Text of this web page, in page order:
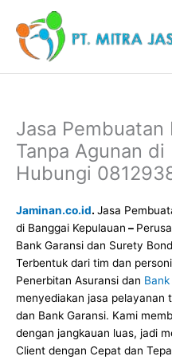
konten
Jasa Pembuatan
Tanpa Agunan di
Hubungi
Jaminan.co.id. Jasa
di Banggai Kepulauan –
Bank Garansi dan Surety
Terbentuk dari tim dan
Penerbitan Asuransi dan
menyediakan jasa pelayanan
dan Bank Garansi. Kami
dengan jangkauan luas, jadi
Client dengan Cepat dan